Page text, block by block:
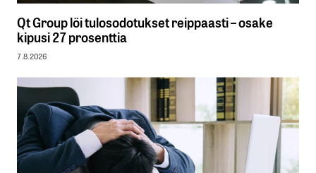
Qt Group löi tulosodotukset reippaasti – osake
kipusi 27 prosenttia
7.8.2026